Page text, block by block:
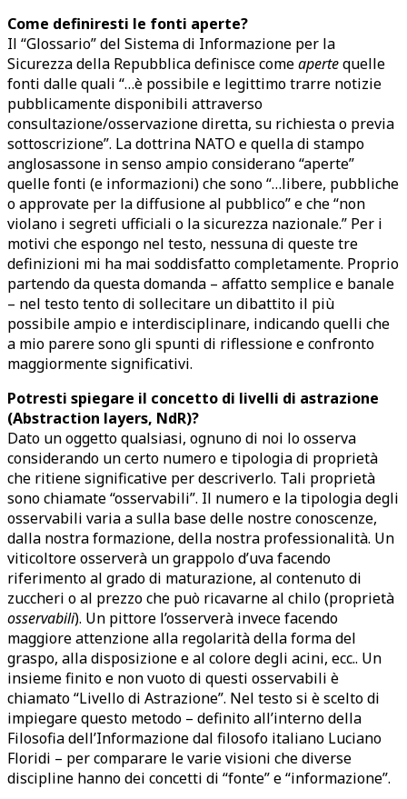
Come definiresti le fonti aperte?
Il “Glossario” del Sistema di Informazione per la
Sicurezza della Repubblica definisce comeapertequelle
fonti dalle quali “…è possibile e legittimo trarre notizie
pubblicamente disponibili attraverso
consultazione/osservazione diretta, su richiesta o previa
sottoscrizione”. La dottrina NATO e quella di stampo
anglosassone in senso ampio considerano “aperte”
quelle fonti (e informazioni) che sono “…libere, pubbliche
o approvate per la diffusione al pubblico” e che “non
violano i segreti ufficiali o la sicurezza nazionale.” Per i
motivi che espongo nel testo, nessuna di queste tre
definizioni mi ha mai soddisfatto completamente. Proprio
partendo da questa domanda – affatto semplice e banale
– nel testo tento di sollecitare un dibattito il più
possibile ampio e interdisciplinare, indicando quelli che
a mio parere sono gli spunti di riflessione e confronto
maggiormente significativi.
Potresti spiegare il concetto di livelli di astrazione
(Abstraction layers, NdR)?
Dato un oggetto qualsiasi, ognuno di noi lo osserva
considerando un certo numero e tipologia di proprietà
che ritiene significative per descriverlo. Tali proprietà
sono chiamate “osservabili”. Il numero e la tipologia degli
osservabili varia a sulla base delle nostre conoscenze,
dalla nostra formazione, della nostra professionalità. Un
viticoltore osserverà un grappolo d’uva facendo
riferimento al grado di maturazione, al contenuto di
zuccheri o al prezzo che può ricavarne al chilo (proprietà
osservabili). Un pittore l’osserverà invece facendo
maggiore attenzione alla regolarità della forma del
graspo, alla disposizione e al colore degli acini, ecc.. Un
insieme finito e non vuoto di questi osservabili è
chiamato “Livello di Astrazione”. Nel testo si è scelto di
impiegare questo metodo – definito all’interno della
Filosofia dell’Informazione dal filosofo italiano Luciano
Floridi – per comparare le varie visioni che diverse
discipline hanno dei concetti di “fonte” e “informazione”.